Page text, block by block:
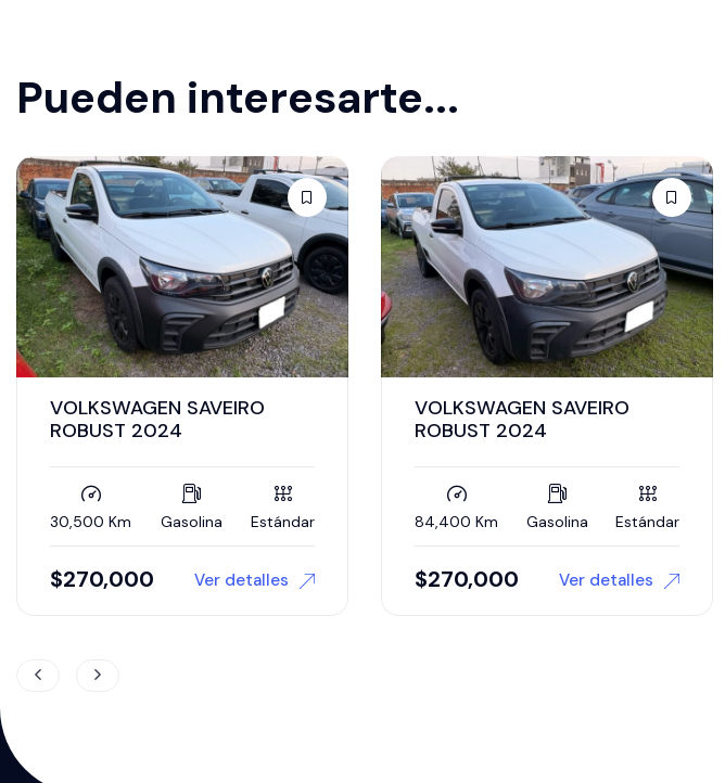
Pueden interesarte...
VOLKSWAGEN SAVEIRO
ROBUST 2024
84,400 Km Gasolina Estándar
$270,000 Ver detalles
VOLKSWAGEN SAVEIRO
ROBUST 2026
12 Km Gasolina Estándar
$299,000 Ver detalles